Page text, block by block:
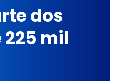
dos
mil